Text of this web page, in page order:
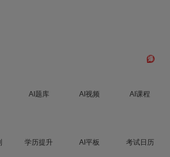
AI题库 AI视频
爆
AI课程
学历提升 AI平板 考试日历